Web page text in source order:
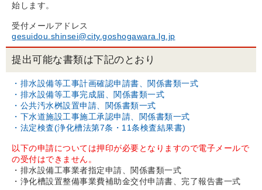
始します。
受付メールアドレス
gesuidou.shinsei@city.goshogawara.lg.jp
提出可能な書類は下記のとおり
・排水設備等工事計画確認申請書、関係書類一式
・排水設備等工事完成届、関係書類一式
・公共汚水桝設置申請、関係書類一式
・下水道施設工事施工承認申請、関係書類一式
・法定検査(浄化槽法第7条・11条検査結果書)
以下の申請については押印が必要となりますので電子メールで
の受付はできません。
・排水設備工事業者指定申請、関係書類一式
・浄化槽設置整備事業費補助金交付申請書、完了報告書一式